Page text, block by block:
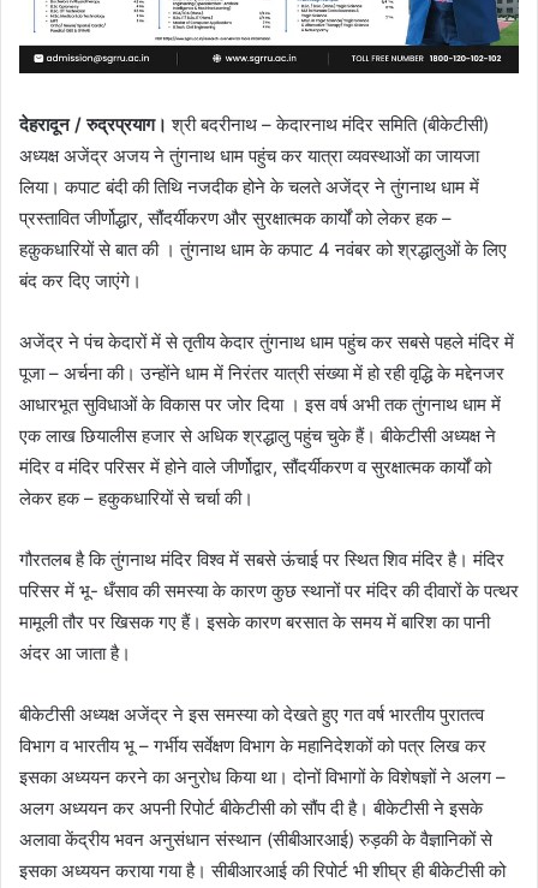
देहरादून / रुद्रप्रयाग। श्री बदरीनाथ – केदारनाथ मंदिर समिति (बीकेटीसी)
अध्यक्ष अजेंद्र अजय ने तुंगनाथ धाम पहुंच कर यात्रा व्यवस्थाओं का जायजा
लिया। कपाट बंदी की तिथि नजदीक होने के चलते अजेंद्र ने तुंगनाथ धाम में
प्रस्तावित जीर्णोद्धार, सौंदर्यीकरण और सुरक्षात्मक कार्यों को लेकर हक –
हक़ुकधारियों से बात की । तुंगनाथ धाम के कपाट 4 नवंबर को श्रद्धालुओं के लिए
बंद कर दिए जाएंगे।
अजेंद्र ने पंच केदारों में से तृतीय केदार तुंगनाथ धाम पहुंच कर सबसे पहले मंदिर में
पूजा – अर्चना की। उन्होंने धाम में निरंतर यात्री संख्या में हो रही वृद्धि के मद्देनजर
आधारभूत सुविधाओं के विकास पर जोर दिया । इस वर्ष अभी तक तुंगनाथ धाम में
एक लाख छियालीस हजार से अधिक श्रद्धालु पहुंच चुके हैं। बीकेटीसी अध्यक्ष ने
मंदिर व मंदिर परिसर में होने वाले जीर्णोद्वार, सौंदर्यीकरण व सुरक्षात्मक कार्यों को
लेकर हक – हकुकधारियों से चर्चा की।
गौरतलब है कि तुंगनाथ मंदिर विश्व में सबसे ऊंचाई पर स्थित शिव मंदिर है। मंदिर
परिसर में भू- धँसाव की समस्या के कारण कुछ स्थानों पर मंदिर की दीवारों के पत्थर
मामूली तौर पर खिसक गए हैं। इसके कारण बरसात के समय में बारिश का पानी
अंदर आ जाता है।
बीकेटीसी अध्यक्ष अजेंद्र ने इस समस्या को देखते हुए गत वर्ष भारतीय पुरातत्व
विभाग व भारतीय भू – गर्भीय सर्वेक्षण विभाग के महानिदेशकों को पत्र लिख कर
इसका अध्ययन करने का अनुरोध किया था। दोनों विभागों के विशेषज्ञों ने अलग –
अलग अध्ययन कर अपनी रिपोर्ट बीकेटीसी को सौंप दी है। बीकेटीसी ने इसके
अलावा केंद्रीय भवन अनुसंधान संस्थान (सीबीआरआई) रुड़की के वैज्ञानिकों से
इसका अध्ययन कराया गया है। सीबीआरआई की रिपोर्ट भी शीघ्र ही बीकेटीसी को